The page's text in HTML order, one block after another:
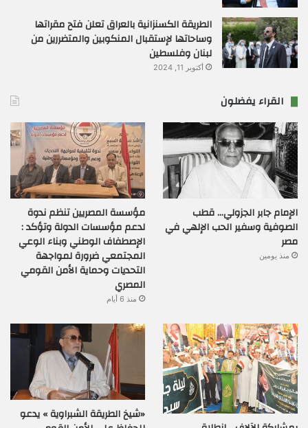
الطريقة الكسنزانية بالعراق تعلن فتح مقراتها
وساحاتها لإستقبال المنكوبين والمتضررين من
لبنان وفلسطين
أكتوبر 11, 2024
القراء يفضلون
الإمام جابر الجزولي… قطب
الصوفية وسفير الحب الإلهي في
مصر
منذ يومين
مؤسسة المصريين تنظم ندوة
لدعم مؤسسات الدولة وتؤكد :
الإصطفاف الوطني وبناء الوعي
المجتمعي ضرورة لمواجهة
التحديات وحماية الأمن القومي
المصري
منذ 6 أيام
«شيخ الطريقة الشبراوية » يدعو